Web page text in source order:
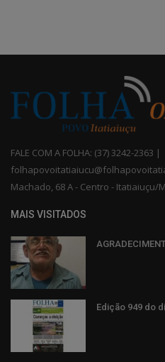
FALE COM A FOLHA: (37) 3242-2363 |
Machado, 68 A - Centro - Itatiaiuçu/
MAIS VISITADOS
Edição 949 do